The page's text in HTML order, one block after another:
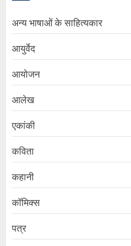
अन्य भाषाओं के साहित्यकार
आयुर्वेद
आयोजन
आलेख
एकांकी
कविता
कहानी
कॉमिक्स
पत्र